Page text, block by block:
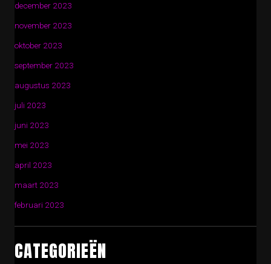
december 2023
november 2023
oktober 2023
september 2023
augustus 2023
juli 2023
juni 2023
mei 2023
april 2023
maart 2023
februari 2023
CATEGORIEËN